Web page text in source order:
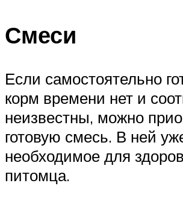
Смеси
Если самостоятельно
корм времени нет и
неизвестны, можно
готовую смесь. В ней
необходимое для
питомца.